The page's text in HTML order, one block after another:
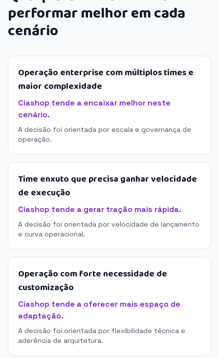
performar melhor em cada
cenário
Operação enterprise com múltiplos times e
maior complexidade
Ciashop tende a encaixar melhor neste
cenário.
A decisão foi orientada por escala e governança de
operação.
Time enxuto que precisa ganhar velocidade
de execução
Ciashop tende a gerar tração mais rápida.
A decisão foi orientada por velocidade de lançamento
e curva operacional.
Operação com forte necessidade de
customização
Ciashop tende a oferecer mais espaço de
adaptação.
A decisão foi orientada por flexibilidade técnica e
aderência de arquitetura.